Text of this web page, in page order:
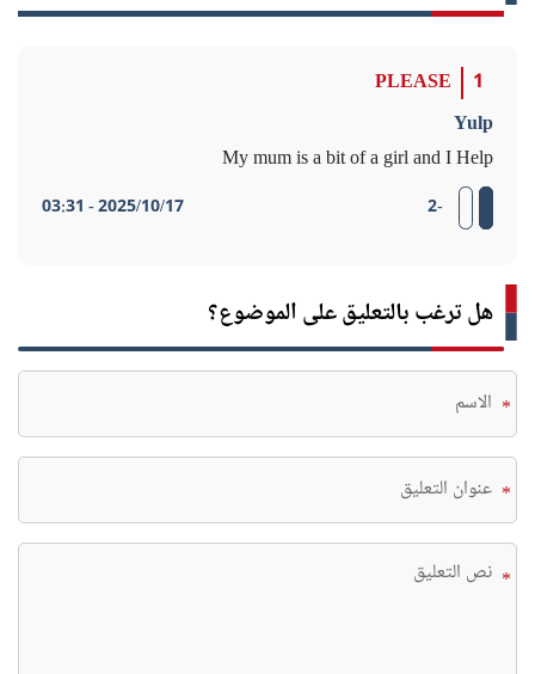
1
PLEASE
Yulp
My mum is a bit of a girl and I Help
-2
2025/10/17 - 03:31
هل ترغب بالتعليق على الموضوع؟
*
*
*